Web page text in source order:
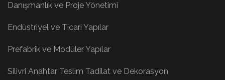
Danışmanlık ve Proje Yönetimi
Endüstriyel ve Ticari Yapılar
Prefabrik ve Modüler Yapılar
Silivri Anahtar Teslim Tadilat ve Dekorasyon